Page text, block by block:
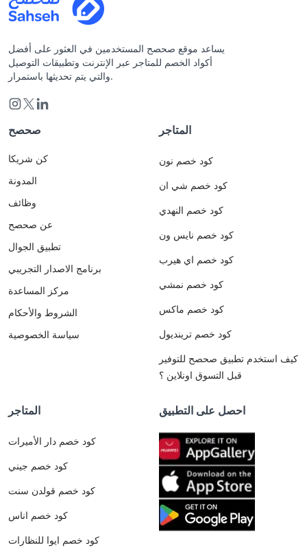
يساعد موقع صحصح المستخدمين في العثور على أفضل
أكواد الخصم للمتاجر عبر الإنترنت وتطبيقات التوصيل
والتي يتم تحديثها باستمرار.
صحصح
كن شريكا
المدونة
وظائف
عن صحصح
تطبيق الجوال
برنامج الاصدار التجريبي
مركز المساعدة
الشروط والأحكام
سياسة الخصوصية
المتاجر
كود خصم نون
كود خصم شي ان
كود خصم النهدي
كود خصم نايس ون
كود خصم اي هيرب
كود خصم نمشي
كود خصم ماكس
كود خصم ترينديول
كيف استخدم تطبيق صحصح للتوفير
قبل التسوق اونلاين ؟
المتاجر
كود خصم دار الأميرات
كود خصم جيني
كود خصم قولدن سنت
كود خصم اناس
كود خصم ايوا للنظارات
احصل على التطبيق